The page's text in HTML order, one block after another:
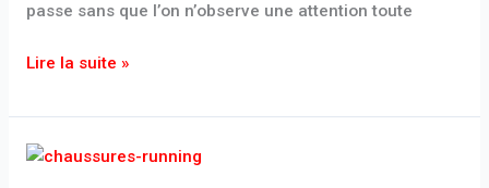
passe sans que l’on n’observe une attention toute
Lire la suite »
The